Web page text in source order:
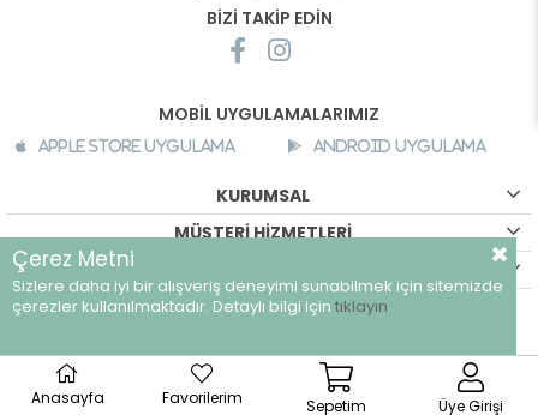
BİZİ TAKİP EDİN
MOBİL UYGULAMALARIMIZ
Apple Store Uygulama Android Uygulama
KURUMSAL
MÜŞTERİ HİZMETLERİ
©breeze.com.tr - Tüm hakları saklıdır.
Anasayfa Favorilerim Sepetim Üye Girişi
Çerez Metni
Sizlere daha iyi bir alışveriş deneyimi sunabilmek için sitemizde
çerezler kullanılmaktadır. Detaylı bilgi için tıklayın